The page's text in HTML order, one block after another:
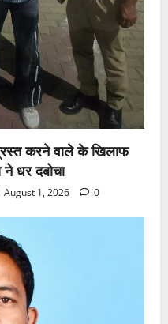
करने वाले के खिलाफ
धर दबोचा
August 1, 2026 0